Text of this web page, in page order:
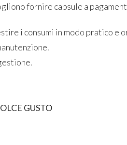
fornire capsule a
i consumi in modo pratico e
GUSTO